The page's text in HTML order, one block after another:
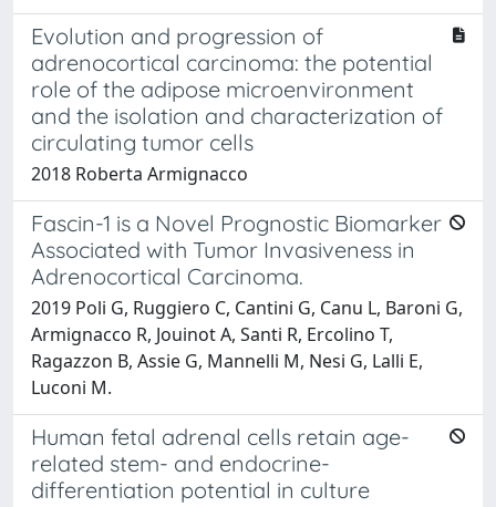
Evolution and progression of
adrenocortical carcinoma: the potential
role of the adipose microenvironment
and the isolation and characterization of
circulating tumor cells
2018 Roberta Armignacco
Fascin-1 is a Novel Prognostic Biomarker
Associated with Tumor Invasiveness in
Adrenocortical Carcinoma.
2019 Poli G, Ruggiero C, Cantini G, Canu L, Baroni G,
Armignacco R, Jouinot A, Santi R, Ercolino T,
Ragazzon B, Assie G, Mannelli M, Nesi G, Lalli E,
Luconi M.
Human fetal adrenal cells retain age-
related stem- and endocrine-
differentiation potential in culture